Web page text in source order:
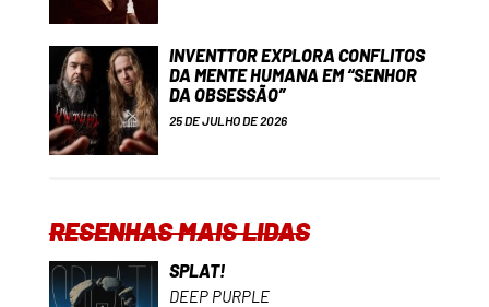
INVENTTOR EXPLORA CONFLITOS
DA MENTE HUMANA EM “SENHOR
DA OBSESSÃO”
25 DE JULHO DE 2026
RESENHAS MAIS LIDAS
SPLAT!
DEEP PURPLE